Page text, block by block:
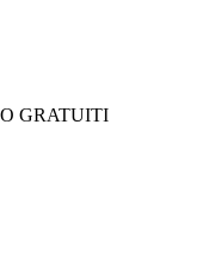
GRATUITI